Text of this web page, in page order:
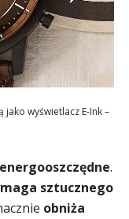
wyświetlacz E-Ink –
.
sztucznego
obniża